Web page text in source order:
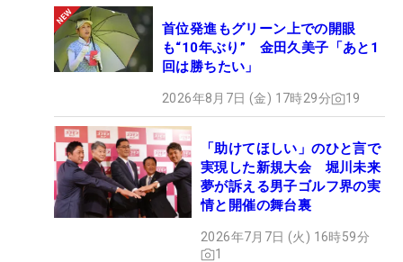
首位発進もグリーン上での開眼
も“10年ぶり” 金田久美子「あと1
回は勝ちたい」
2026年8月7日 (金) 17時29分 19
「助けてほしい」のひと言で
実現した新規大会 堀川未来
夢が訴える男子ゴルフ界の実
情と開催の舞台裏
2026年7月7日 (火) 16時59分
1